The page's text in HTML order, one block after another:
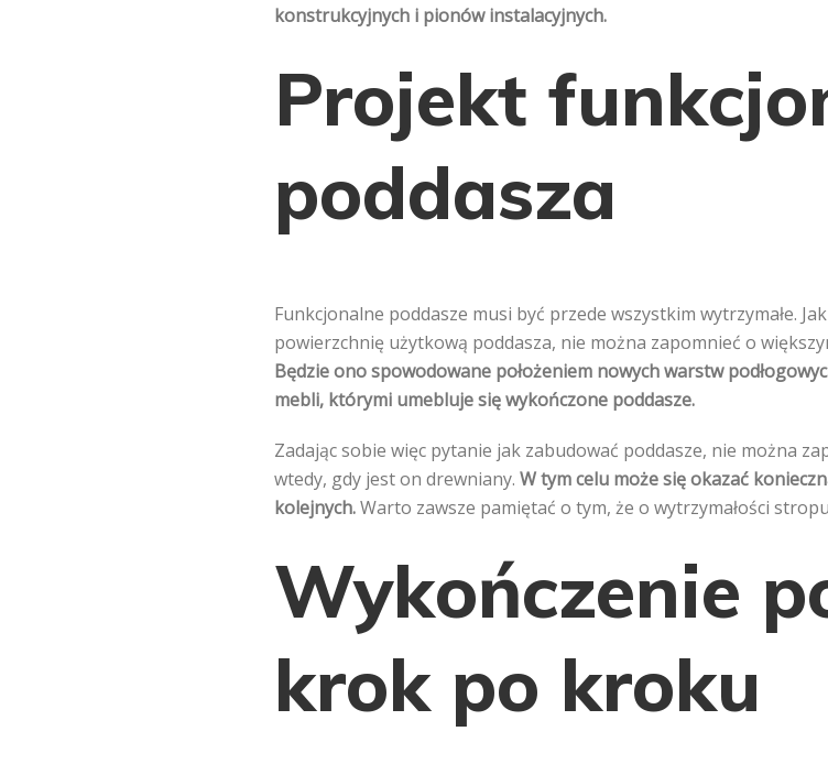
konstrukcyjnych i pionów instalacyjnych.
Projekt
poddasza
Funkcjonalne poddasze musi być przede wszystkim wytrzymałe.
powierzchnię użytkową poddasza, nie można zapomnieć o
Będzie ono spowodowane położeniem nowych warstw
mebli, którymi umebluje się wykończone poddasze.
Zadając sobie więc pytanie jak zabudować poddasze, nie można
wtedy, gdy jest on drewniany. W tym celu może się okazać
kolejnych.Warto zawsze pamiętać o tym, że o wytrzymałości
Wykończenie
krok po kroku